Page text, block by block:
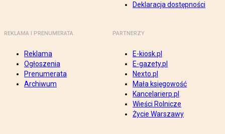
Deklaracja dostępności
REKLAMA I PRENUMERATA
Reklama
Ogłoszenia
Prenumerata
Archiwum
PARTNERZY
E-kiosk.pl
E-gazety.pl
Nexto.pl
Mała księgowość
Kancelarierp.pl
Wieści Rolnicze
Życie Warszawy